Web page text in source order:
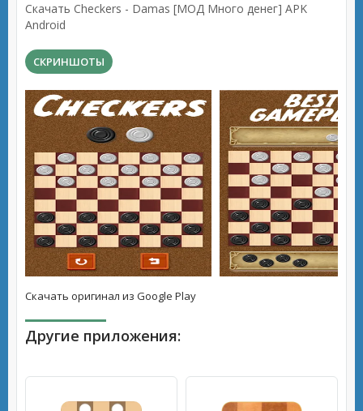
Скачать Checkers - Damas [МОД Много денег] APK
Android
СКРИНШОТЫ
Скачать оригинал из Google Play
Другие приложения: